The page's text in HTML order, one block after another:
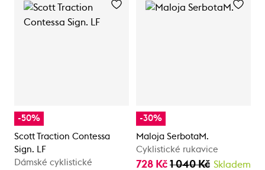
-50%
Scott Traction Contessa
Sign. LF
Dámské cyklistické
-30%
Maloja SerbotaM.
Cyklistické rukavice
728 Kč 1 040 Kč Skladem